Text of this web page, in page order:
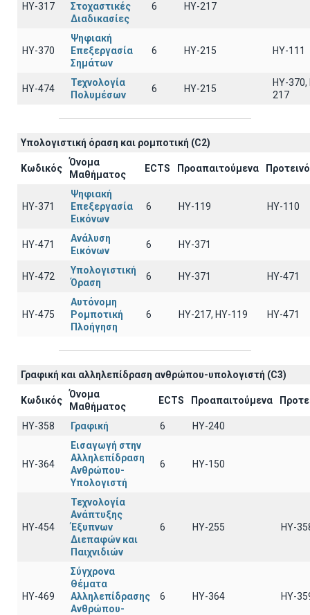
ΗΥ-317
Στοχαστικές
Διαδικασίες
6 HY-217
ΗΥ-370
Ψηφιακή
Επεξεργασία
Σημάτων
6 HY-215 HY-111
ΗΥ-474
Τεχνολογία
Πολυμέσων
6 HY-215
HY-370,
217
Υπολογιστική όραση και ρομποτική (C2)
Κωδικός
Όνομα
Μαθήματος
ECTS Προαπαιτούμενα
ΗΥ-371
Ψηφιακή
Επεξεργασία
Εικόνων
6 ΗΥ-119 ΗΥ-110
ΗΥ-471
Ανάλυση
Εικόνων
6 ΗΥ-371
ΗΥ-472
Υπολογιστική
Όραση
6 ΗΥ-371 ΗΥ-471
ΗΥ-475
Αυτόνομη
Ρομποτική
Πλοήγηση
6 HY-217, HY-119 ΗΥ-471
Γραφική και αλληλεπίδραση ανθρώπου-υπολογιστή (C3)
Κωδικός
Όνομα
Μαθήματος
ECTS Προαπαιτούμενα
ΗΥ-358 Γραφική 6 HY-240
ΗΥ-364
Εισαγωγή στην
Αλληλεπίδραση
Ανθρώπου-
Υπολογιστή
6 ΗΥ-150
ΗΥ-454
Τεχνολογία
Ανάπτυξης
Έξυπνων
Διεπαφών και
Παιχνιδιών
6 ΗΥ-255 ΗΥ-
ΗΥ-469
Σύγχρονα
Θέματα
Αλληλεπίδρασης
Ανθρώπου-
6 ΗΥ-364 ΗΥ-